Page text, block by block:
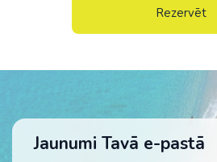
Rezervēt
Jaunumi Tavā e-pastā